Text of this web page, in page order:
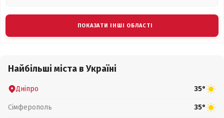
ПОКАЗАТИ ІНШІ ОБЛАСТІ
Найбільші міста в Україні
Дніпро 35°
Сімферополь 35°